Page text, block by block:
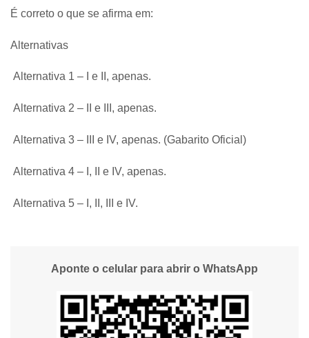
É correto o que se afirma em:
Alternativas
Alternativa 1 – I e II, apenas.
Alternativa 2 – II e III, apenas.
Alternativa 3 – III e IV, apenas. (Gabarito Oficial)
Alternativa 4 – I, II e IV, apenas.
Alternativa 5 – I, II, III e IV.
Aponte o celular para abrir o WhatsApp